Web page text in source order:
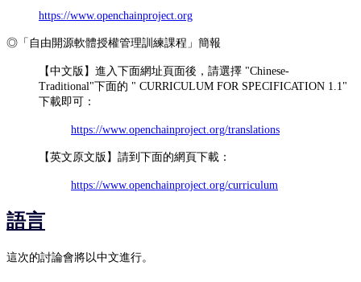
https://www.openchainproject.org
◎「自由開源軟體授權管理訓練課程」簡報
【中文版】進入下面網址頁面後，請選擇 "Chinese-
Traditional"下面的 " CURRICULUM FOR SPECIFICATION 1.1"
下載即可：
https://www.openchainproject.org/translations
【英文原文版】請到下面的網頁下載：
https://www.openchainproject.org/curriculum
語言
這次的討論會將以中文進行。